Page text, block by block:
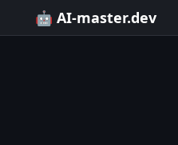
🤖 AI-master.dev